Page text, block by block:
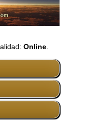
Online.